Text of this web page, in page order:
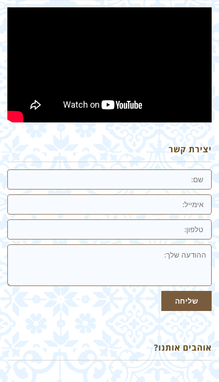
יצירת קשר
שם
אימייל
טלפון:
ההודעה
שלך
שליחה
אוהבים אותנו?